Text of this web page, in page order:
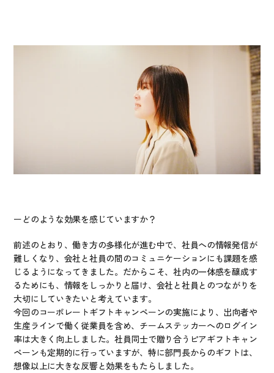
ーどのような効果を感じていますか？
前述のとおり、働き方の多様化が進む中で、社員への情報発信が
難しくなり、会社と社員の間のコミュニケーションにも課題を感
じるようになってきました。だからこそ、社内の一体感を醸成す
るためにも、情報をしっかりと届け、会社と社員とのつながりを
大切にしていきたいと考えています。
今回のコーポレートギフトキャンペーンの実施により、出向者や
生産ラインで働く従業員を含め、チームステッカーへのログイン
率は大きく向上しました。社員同士で贈り合うピアギフトキャン
ペーンも定期的に行っていますが、特に部門長からのギフトは、
想像以上に大きな反響と効果をもたらしました。